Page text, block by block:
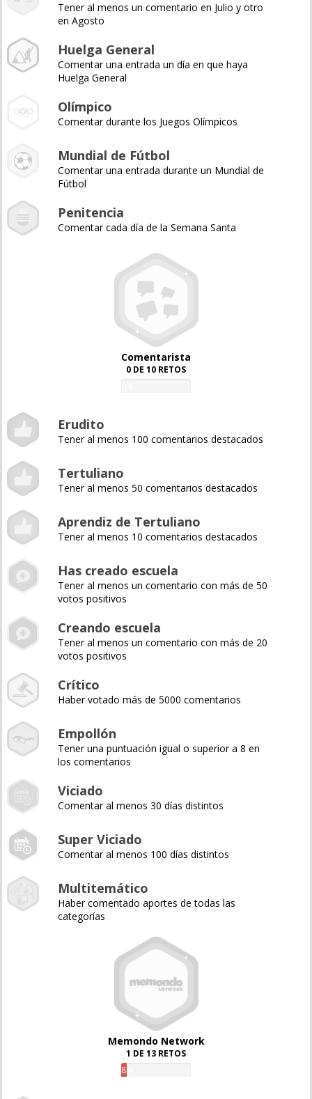
Tener al menos un comentario en Julio y otro
en Agosto
Huelga General
Comentar una entrada un día en que haya
Huelga General
Olímpico
Comentar durante los Juegos Olímpicos
Mundial de Fútbol
Comentar una entrada durante un Mundial de
Fútbol
Penitencia
Comentar cada día de la Semana Santa
Comentarista
0 DE 10 RETOS
Erudito
Tener al menos 100 comentarios destacados
Tertuliano
Tener al menos 50 comentarios destacados
Aprendiz de Tertuliano
Tener al menos 10 comentarios destacados
Has creado escuela
Tener al menos un comentario con más de 50
votos positivos
Creando escuela
Tener al menos un comentario con más de 20
votos positivos
Crítico
Haber votado más de 5000 comentarios
Empollón
Tener una puntuación igual o superior a 8 en
los comentarios
Viciado
Comentar al menos 30 días distintos
Super Viciado
Comentar al menos 100 días distintos
Multitemático
Haber comentado aportes de todas las
categorías
Memondo Network
1 DE 13 RETOS
8%